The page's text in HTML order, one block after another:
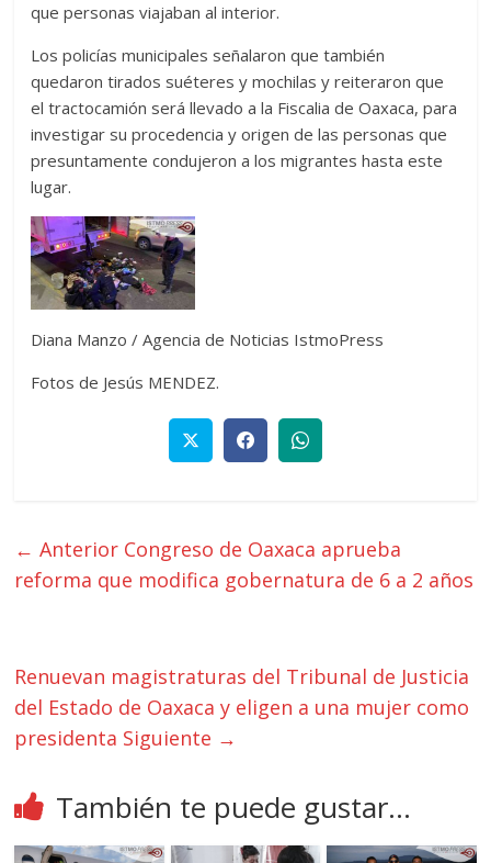
que personas viajaban al interior.
Los policías municipales señalaron que también
quedaron tirados suéteres y mochilas y reiteraron que
el tractocamión será llevado a la Fiscalia de Oaxaca, para
investigar su procedencia y origen de las personas que
presuntamente condujeron a los migrantes hasta este
lugar.
Diana Manzo / Agencia de Noticias IstmoPress
Fotos de Jesús MENDEZ.
← Anterior Congreso de Oaxaca aprueba
reforma que modifica gobernatura de 6 a 2 años
Renuevan magistraturas del Tribunal de Justicia
del Estado de Oaxaca y eligen a una mujer como
presidenta Siguiente →
También te puede gustar...